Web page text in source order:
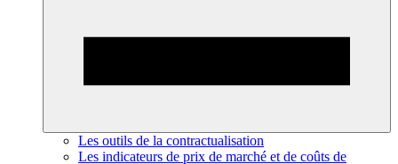
Les outils de la contractualisation
Les indicateurs de prix de marché et de coûts de